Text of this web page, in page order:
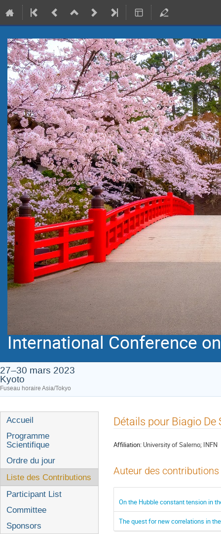
International Conference
27–30 mars 2023
Kyoto
Fuseau horaire Asia/Tokyo
Menu
de
l'événement
Accueil
Programme
Scientifique
Ordre du jour
Liste des Contributions
Participant List
Committee
Sponsors
Détails pour Biagio De
Affiliation: University of Salerno; INFN
Auteur des
On the Hubble constant tension in
The quest for new correlations in